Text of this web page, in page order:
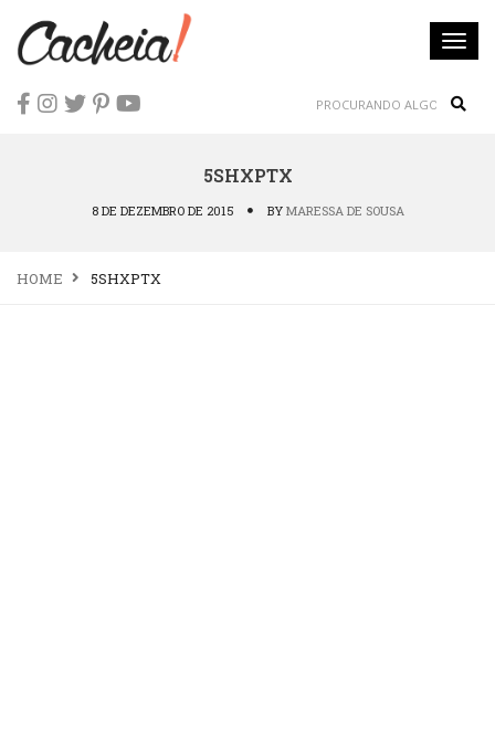
5SHXPTX
8 DE DEZEMBRO DE 2015 BY MARESSA DE SOUSA
HOME 5SHXPTX